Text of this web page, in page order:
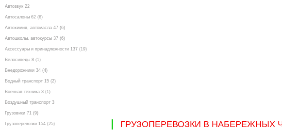
Автозвук 22
Автосалоны 62 (6)
Автохимия, автомасла 47 (6)
Автошколы, автокурсы 37 (6)
Аксессуары и принадлежности 137 (19)
Велосипеды 8 (1)
Внедорожники 34 (4)
Водный транспорт 15 (2)
Военная техника 3 (1)
Воздушный транспорт 3
Грузовики 71 (9)
Грузоперевозки 154 (25) ГРУЗОПЕРЕВОЗКИ В НАБЕРЕЖНЫХ